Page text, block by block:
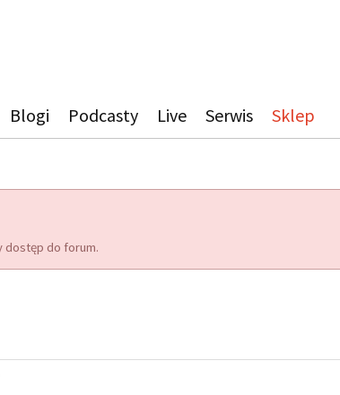
Blogi Podcasty Live Serwis Sklep
dostęp do forum.